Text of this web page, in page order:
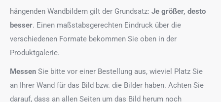
hängenden Wandbildern gilt der Grundsatz: Je größer, desto
besser. Einen maßstabsgerechten Eindruck über die
verschiedenen Formate bekommen Sie oben in der
Produktgalerie.
Messen Sie bitte vor einer Bestellung aus, wieviel Platz Sie
an Ihrer Wand für das Bild bzw. die Bilder haben. Achten Sie
darauf, dass an allen Seiten um das Bild herum noch